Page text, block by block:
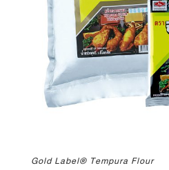
Gold Label® Tempura Flour